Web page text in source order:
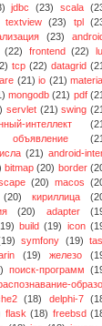
jdbc (23) scala
textview (23) tpl
(23)
(22) frontend (22)
tcp (22) datagrid
(21) io (21)
mongodb (21) pdf
servlet (21) swing
интеллект
объявление
(21) android-
bitmap (20) border
(20) macos
(20) кириллица
(20) adapter
build (19) icon
symfony (19)
(19) железо
поиск-программ
(18) delphi-7
flask (18) freebsd